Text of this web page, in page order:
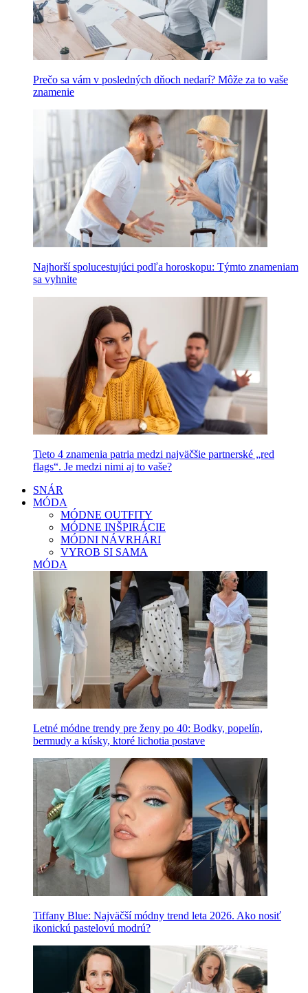
Prečo sa vám v posledných dňoch nedarí? Môže za to vaše
znamenie
Najhorší spolucestujúci podľa horoskopu: Týmto znameniam
sa vyhnite
Tieto 4 znamenia patria medzi najväčšie partnerské „red
flags“. Je medzi nimi aj to vaše?
SNÁR
MÓDA
MÓDNE OUTFITY
MÓDNE INŠPIRÁCIE
MÓDNI NÁVRHÁRI
VYROB SI SAMA
MÓDA
Letné módne trendy pre ženy po 40: Bodky, popelín,
bermudy a kúsky, ktoré lichotia postave
Tiffany Blue: Najväčší módny trend leta 2026. Ako nosiť
ikonickú pastelovú modrú?